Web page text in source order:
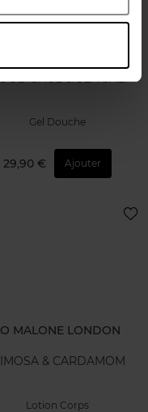
SAGE & SEA SALT
Gel Douche
29,90 € Ajouter
MALONE LONDON
& CARDAMOM
Lotion Corps